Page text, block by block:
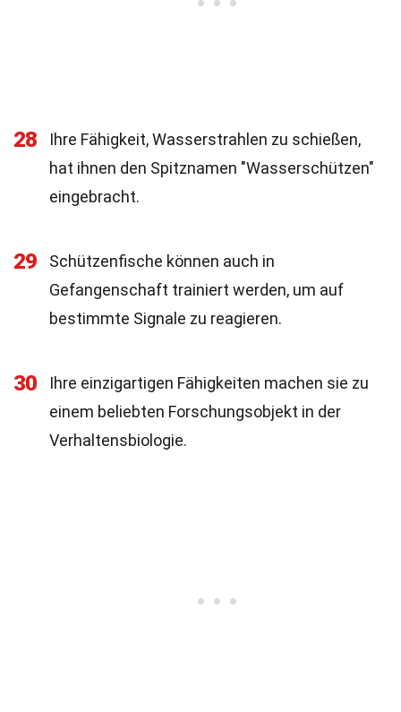
28
Ihre Fähigkeit, Wasserstrahlen zu schießen,
hat ihnen den Spitznamen "Wasserschützen"
eingebracht.
29
Schützenfische können auch in
Gefangenschaft trainiert werden, um auf
bestimmte Signale zu reagieren.
30
Ihre einzigartigen Fähigkeiten machen sie zu
einem beliebten Forschungsobjekt in der
Verhaltensbiologie.